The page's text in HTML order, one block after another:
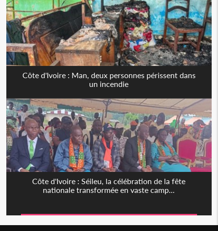
Côte d'Ivoire : Man, deux personnes périssent dans
un incendie
Côte d'Ivoire : Séileu, la célébration de la fête
nationale transformée en vaste camp...